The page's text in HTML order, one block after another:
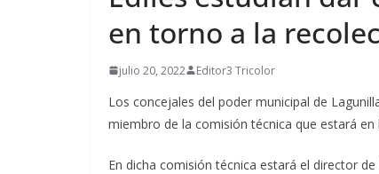
en torno a la
julio 20, 2022 Editor3 Tricolor
Los concejales del poder municipal de
miembro de la comisión técnica que estará
En dicha comisión técnica estará el director